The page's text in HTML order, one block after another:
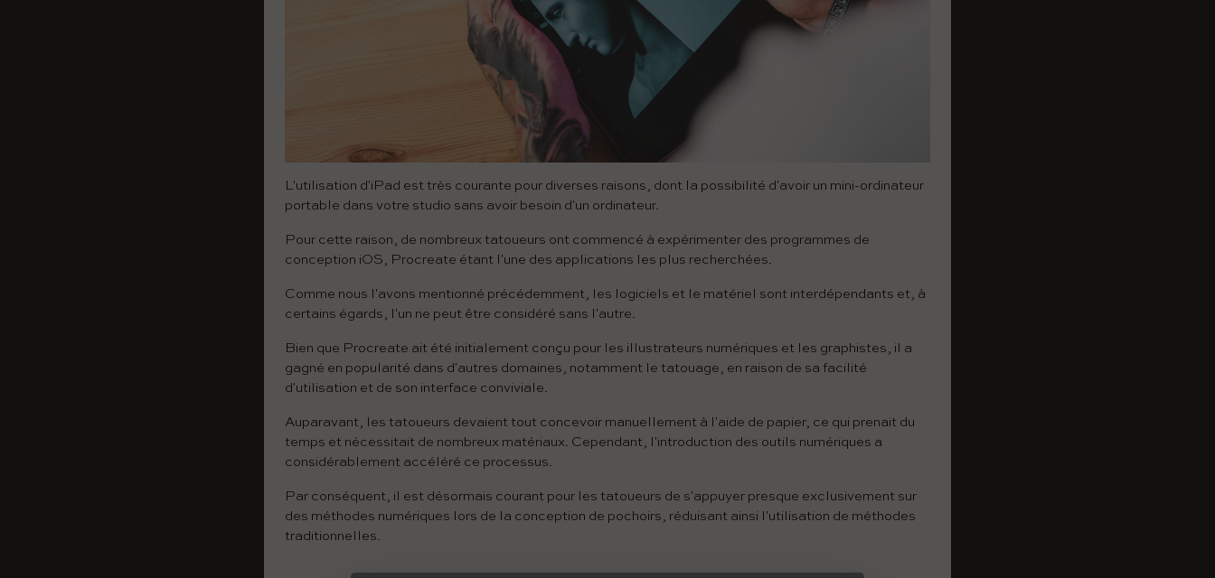
L'utilisation d'iPad est très courante pour diverses raisons, dont la possibilité d'avoir un mini-ordinateur
portable dans votre studio sans avoir besoin d'un ordinateur.
Pour cette raison, de nombreux tatoueurs ont commencé à expérimenter des programmes de
conception iOS, Procreate étant l'une des applications les plus recherchées.
Comme nous l'avons mentionné précédemment, les logiciels et le matériel sont interdépendants et, à
certains égards, l'un ne peut être considéré sans l'autre.
Bien que Procreate ait été initialement conçu pour les illustrateurs numériques et les graphistes, il a
gagné en popularité dans d'autres domaines, notamment le tatouage, en raison de sa facilité
d'utilisation et de son interface conviviale.
Auparavant, les tatoueurs devaient tout concevoir manuellement à l'aide de papier, ce qui prenait du
temps et nécessitait de nombreux matériaux. Cependant, l'introduction des outils numériques a
considérablement accéléré ce processus.
Par conséquent, il est désormais courant pour les tatoueurs de s'appuyer presque exclusivement sur
des méthodes numériques lors de la conception de pochoirs, réduisant ainsi l'utilisation de méthodes
traditionnelles.